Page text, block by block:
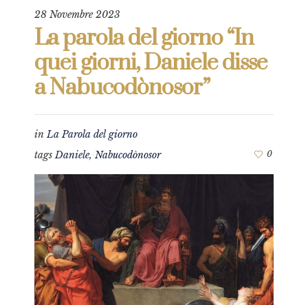
28 Novembre 2023
La parola del giorno “In
quei giorni, Daniele disse
a Nabucodònosor”
inLa Parola del giorno
tagsDaniele, Nabucodònosor 0